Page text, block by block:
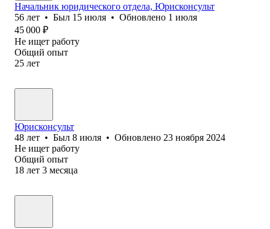
Начальник юридического отдела, Юрисконсульт
56 лет • Был 15 июля • Обновлено 1 июля
45 000 ₽
Не ищет работу
Общий опыт
25 лет
Юрисконсульт
48 лет • Был 8 июля • Обновлено 23 ноября 2024
Не ищет работу
Общий опыт
18 лет 3 месяца